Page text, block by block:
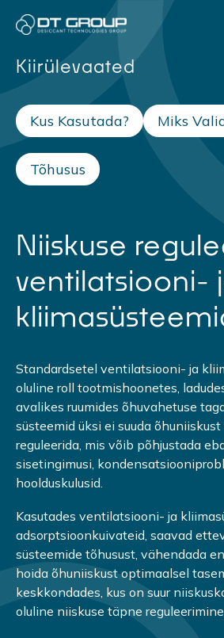
Kiirülevaated
Kus Kasutada? Miks
Tõhusus
Niiskuse
ventilatsiooni-
Standardsetel ventilatsiooni- ja
oluline roll tootmishoonetes,
avalikes ruumides õhuvahetuse
süsteemid üksi ei suuda
reguleerida, mis võib põhjustada
sisetingimusi,
hoolduskulusid.
Kasutades ventilatsiooni- ja
adsorptsioonkuivateid, saavad
süsteemide tõhusust, vähendada
hoida õhuniiskust optimaalsel
keskkondades, kus on suur
oluline niiskuse täpne reguleerimine.